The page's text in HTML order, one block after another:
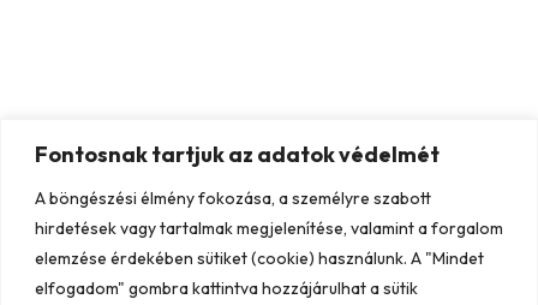
Fontosnak tartjuk az adatok védelmét
A böngészési élmény fokozása, a személyre szabott
hirdetések vagy tartalmak megjelenítése, valamint a forgalom
elemzése érdekében sütiket (cookie) használunk. A "Mindet
elfogadom" gombra kattintva hozzájárulhat a sütik